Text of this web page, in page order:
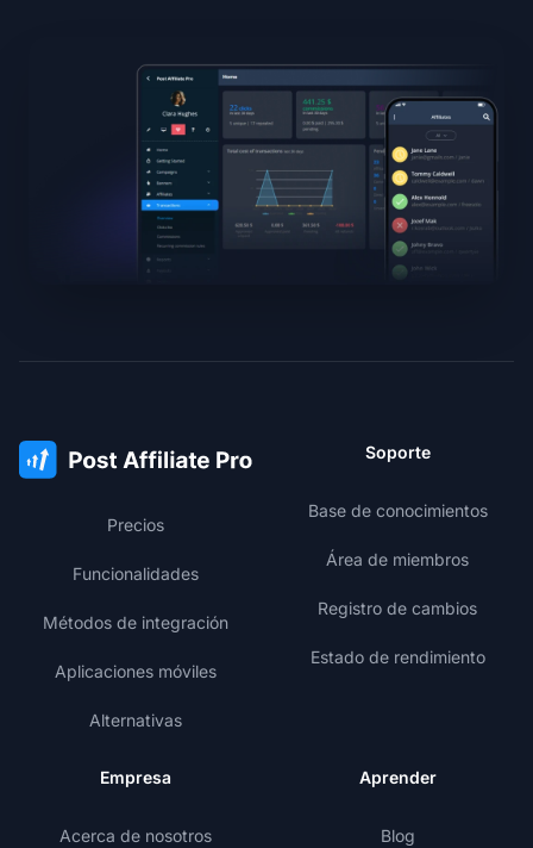
Precios
Funcionalidades
Métodos de integración
Aplicaciones móviles
Alternativas
Soporte
Base de conocimientos
Área de miembros
Registro de cambios
Estado de rendimiento
Empresa
Acerca de nosotros
Aprender
Blog